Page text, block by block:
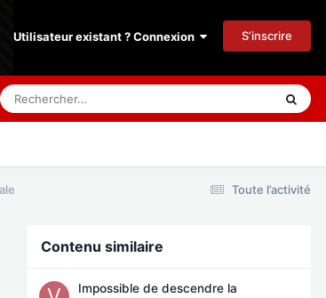
Utilisateur existant ? Connexion S’inscrire
Toute l’activité
Contenu similaire
Impossible de descendre la